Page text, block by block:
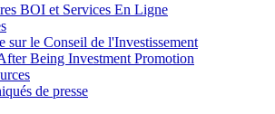
BOI et Services En Ligne
sur le Conseil de l'Investissement
Being Investment Promotion
de presse